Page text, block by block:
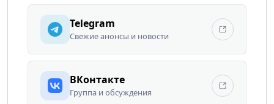
Telegram
Свежие анонсы и новости
ВКонтакте
Группа и обсуждения